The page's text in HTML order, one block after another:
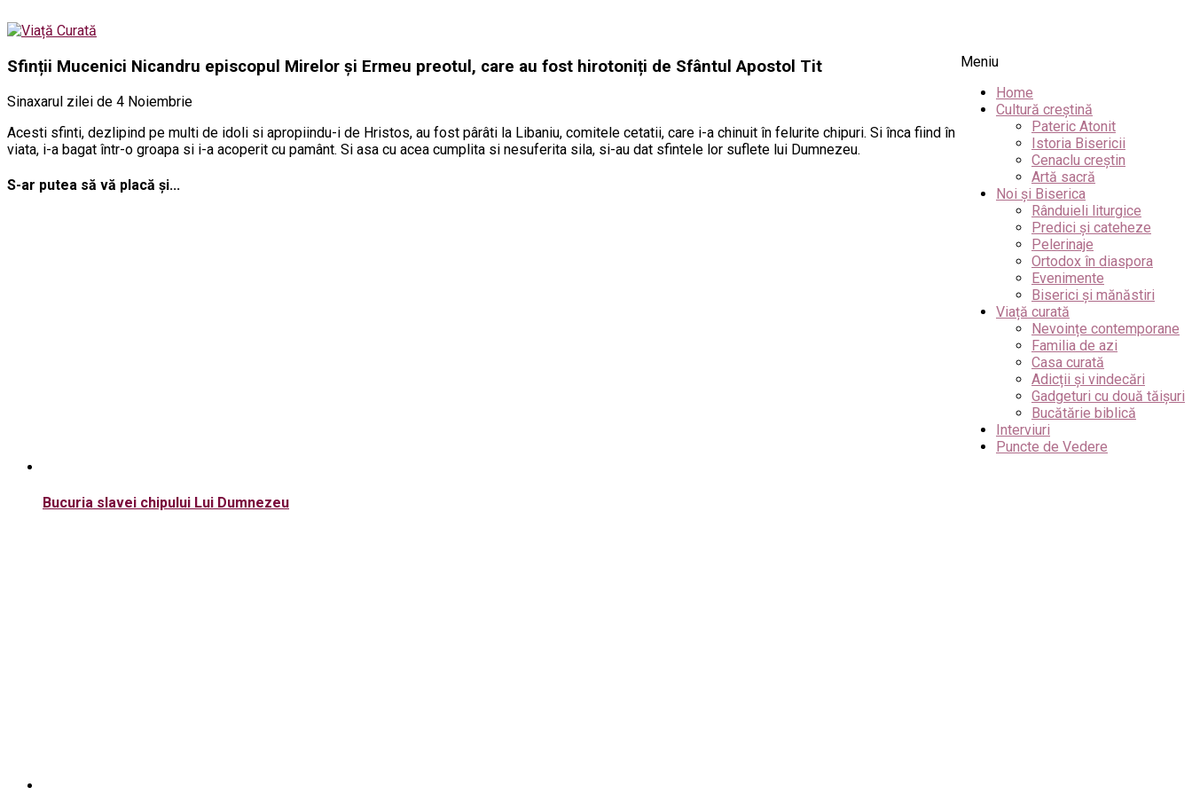
Meniu
Home
Cultură creștină
Pateric Atonit
Istoria Bisericii
Cenaclu creștin
Artă sacră
Noi și Biserica
Rânduieli liturgice
Predici și cateheze
Pelerinaje
Ortodox în diaspora
Evenimente
Biserici și mănăstiri
Viață curată
Nevoințe contemporane
Familia de azi
Casa curată
Adicții și vindecări
Gadgeturi cu două tăișuri
Bucătărie biblică
Interviuri
Puncte de Vedere
Sfinții Mucenici Nicandru episcopul Mirelor și Ermeu preotul, care au fost hirotoniți de Sfântul Apostol Tit
Sinaxarul zilei de 4 Noiembrie
Acesti sfinti, dezlipind pe multi de idoli si apropiindu-i de Hristos, au fost pârâti la Libaniu, comitele cetatii, care i-a chinuit în felurite chipuri. Si înca fiind în
viata, i-a bagat într-o groapa si i-a acoperit cu pamânt. Si asa cu acea cumplita si nesuferita sila, si-au dat sfintele lor suflete lui Dumnezeu.
S-ar putea să vă placă și...
Bucuria slavei chipului Lui Dumnezeu